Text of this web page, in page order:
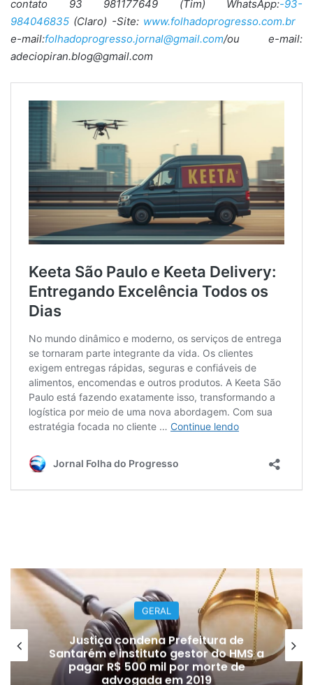
contato 93 981177649 (Tim) WhatsApp:-93-
984046835 (Claro) -Site: www.folhadoprogresso.com.br
e-mail:folhadoprogresso.jornal@gmail.com/ou e-mail:
adeciopiran.blog@gmail.com
GERAL
Justiça condena Prefeitura de
Santarém e instituto gestor do HMS a
pagar R$ 500 mil por morte de
advogada em 2019